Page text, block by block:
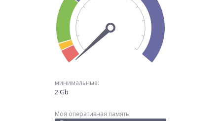
минимальные:
2 Gb
Моя оперативная память: